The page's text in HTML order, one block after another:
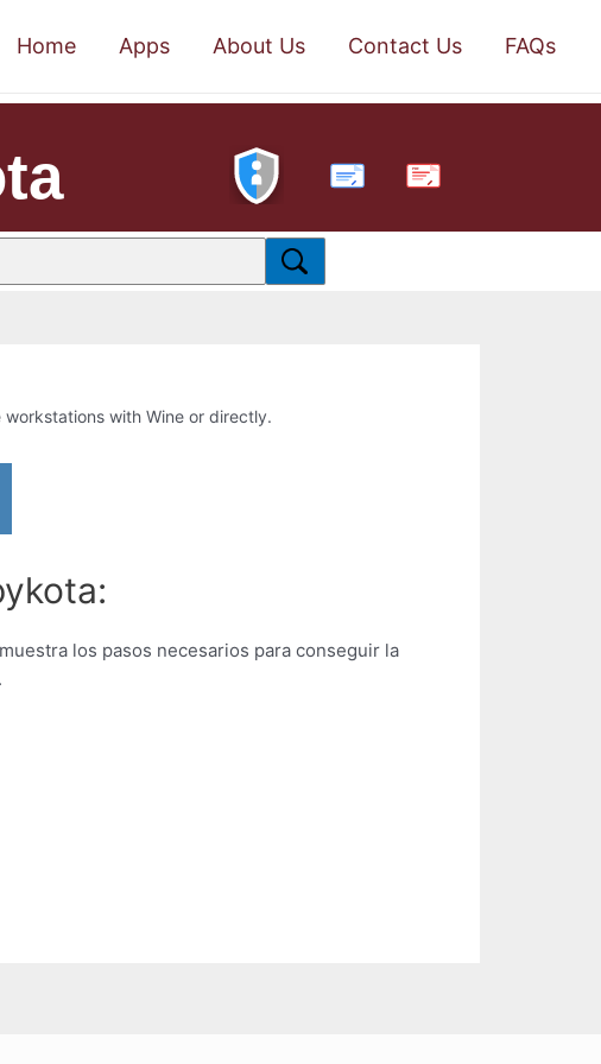
Home Apps About Us Contact Us FAQs
PDF
with Wine or directly.
los pasos necesarios para conseguir la